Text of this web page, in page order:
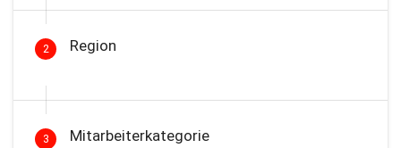
2 Region
3 Mitarbeiterkategorie